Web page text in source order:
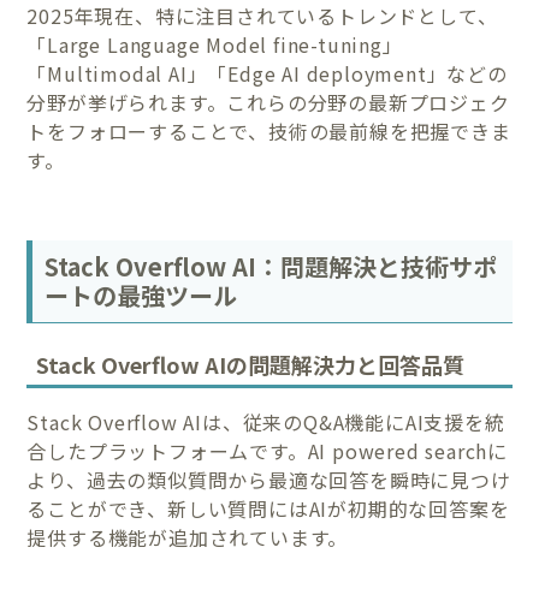
2025年現在、特に注目されているトレンドとして、
「Large Language Model fine-tuning」
「Multimodal AI」「Edge AI deployment」などの
分野が挙げられます。これらの分野の最新プロジェク
トをフォローすることで、技術の最前線を把握できま
す。
Stack Overflow AI：問題解決と技術サポ
ートの最強ツール
Stack Overflow AIの問題解決力と回答品質
Stack Overflow AIは、従来のQ&A機能にAI支援を統
合したプラットフォームです。AI powered searchに
より、過去の類似質問から最適な回答を瞬時に見つけ
ることができ、新しい質問にはAIが初期的な回答案を
提供する機能が追加されています。